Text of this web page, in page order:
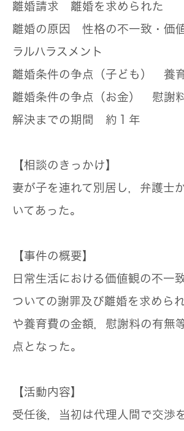
離婚請求 離婚を求められた
離婚の原因 性格の不一致・価
ラルハラスメント
離婚条件の争点（子ども） 養
離婚条件の争点（お金） 慰謝
解決までの期間 約１年
【相談のきっかけ】
妻が子を連れて別居し，弁護士
いてあった。
【事件の概要】
日常生活における価値観の不一
ついての謝罪及び離婚を求めら
や養育費の金額，慰謝料の有無
点となった。
【活動内容】
受任後，当初は代理人間で交渉